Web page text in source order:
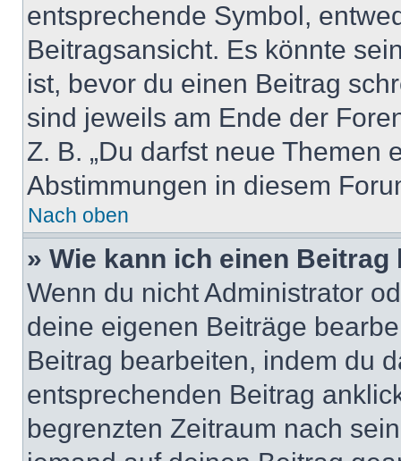
entsprechende Symbol,
Beitragsansicht. Es könnte
ist, bevor du einen Beitrag
sind jeweils am Ende der
Z. B. „Du darfst neue Themen
Abstimmungen in diesem
Nach oben
» Wie kann ich einen
Wenn du nicht Administrator
deine eigenen Beiträge
Beitrag bearbeiten, indem du
entsprechenden Beitrag
begrenzten Zeitraum nach